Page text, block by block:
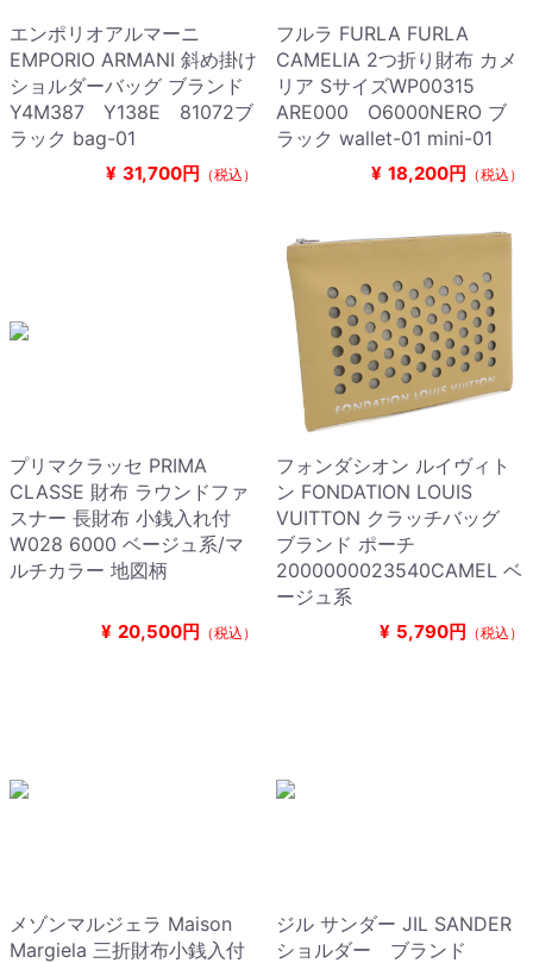
エンポリオアルマーニ
EMPORIO ARMANI 斜め掛け
ショルダーバッグ ブランド
Y4M387 Y138E 81072ブ
ラック bag-01
¥ 31,700円 （税込）
フルラ FURLA FURLA
CAMELIA 2つ折り財布 カメ
リア SサイズWP00315
ARE000 O6000NERO ブ
ラック wallet-01 mini-01
¥ 18,200円 （税込）
プリマクラッセ PRIMA
CLASSE 財布 ラウンドファ
スナー 長財布 小銭入れ付
W028 6000 ベージュ系/マ
ルチカラー 地図柄
¥ 20,500円 （税込）
フォンダシオン ルイヴィト
ン FONDATION LOUIS
VUITTON クラッチバッグ
ブランド ポーチ
2000000023540CAMEL ベ
ージュ系
¥ 5,790円 （税込）
メゾンマルジェラ Maison
Margiela 三折財布小銭入付
ジル サンダー JIL SANDER
ショルダー ブランド